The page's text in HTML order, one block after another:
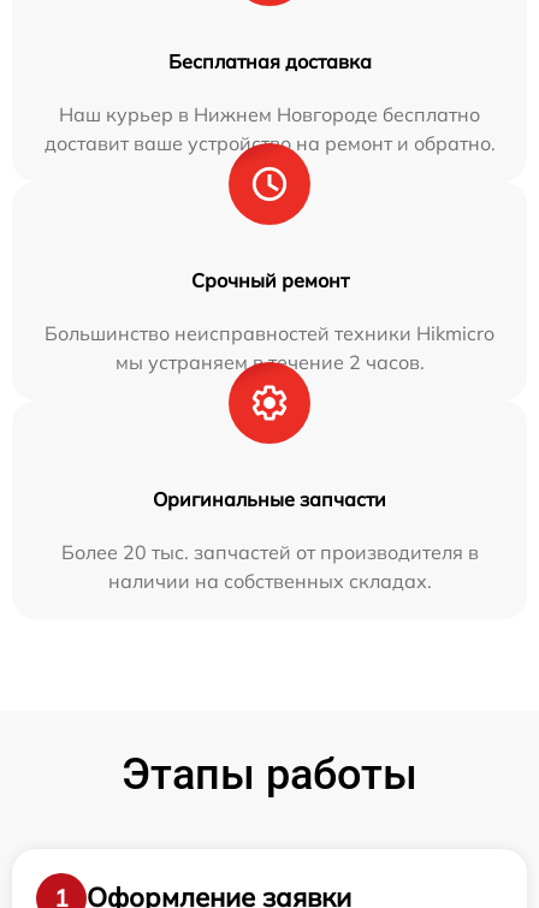
Бесплатная доставка
Наш курьер в Нижнем Новгороде бесплатно
доставит ваше устройство на ремонт и обратно.
Срочный ремонт
Большинство неисправностей техники Hikmicro
мы устраняем в течение 2 часов.
Оригинальные запчасти
Более 20 тыс. запчастей от производителя в
наличии на собственных складах.
Этапы работы
1 Оформление заявки